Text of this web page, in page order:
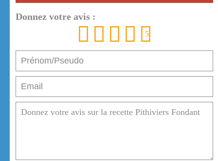
Donnez votre avis :
5